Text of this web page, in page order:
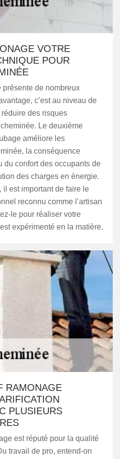
VOTRE
POUR
présente de nombreux
c’est au niveau de
réduire des risques
Le deuxième
améliore les
la conséquence
du confort des occupants de
des charges en énergie.
il est important de faire le
reconnu comme l’artisan
le pour réaliser votre
expérimenté en la matière.
RAMONAGE
PLUSIEURS
est réputé pour la qualité
travail de pro, entend-on